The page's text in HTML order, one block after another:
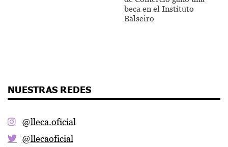
beca en el Instituto
Balseiro
NUESTRAS REDES
@lleca.oficial
@llecaoficial